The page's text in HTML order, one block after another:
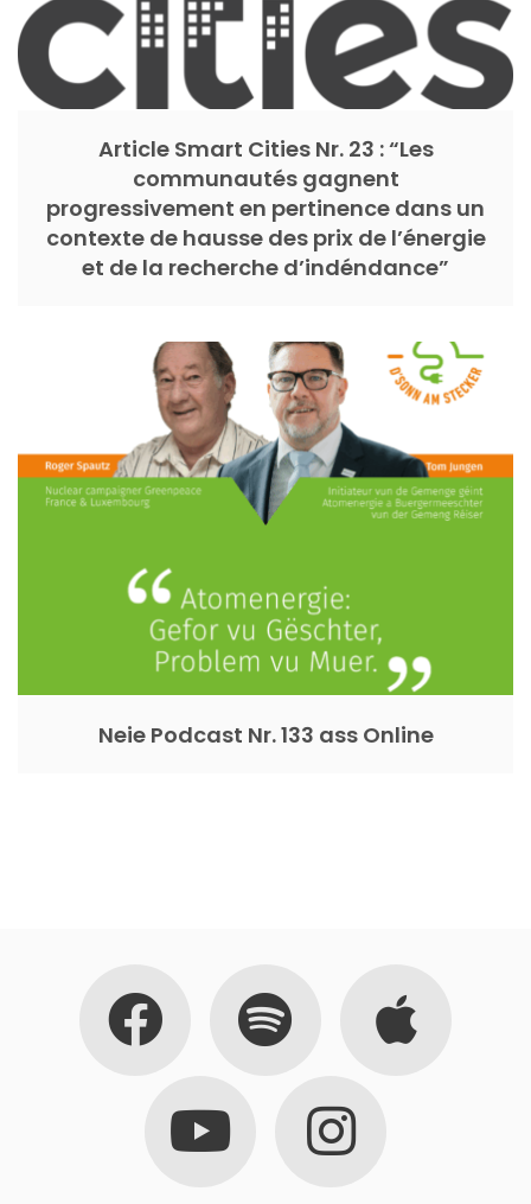
Article Smart Cities Nr. 23 : “Les
communautés gagnent
progressivement en pertinence dans un
contexte de hausse des prix de l’énergie
et de la recherche d’indéndance”
Neie Podcast Nr. 133 ass Online